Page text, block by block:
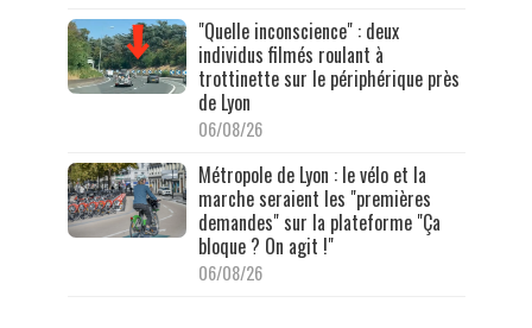
"Quelle inconscience" : deux
individus filmés roulant à
trottinette sur le périphérique près
de Lyon
06/08/26
Métropole de Lyon : le vélo et la
marche seraient les "premières
demandes" sur la plateforme "Ça
bloque ? On agit !"
06/08/26